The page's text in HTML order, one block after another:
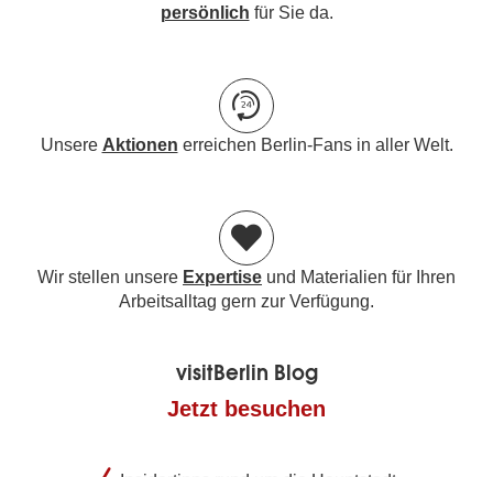
persönlich für Sie da.
Unsere Aktionen erreichen Berlin-Fans in aller Welt.
Wir stellen unsere Expertise und Materialien für Ihren
Arbeitsalltag gern zur Verfügung.
visitBerlin Blog
Jetzt besuchen